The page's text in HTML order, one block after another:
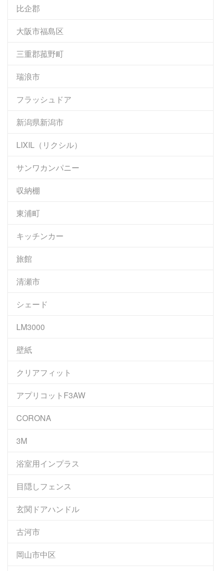
比企郡
大阪市福島区
三重郡菰野町
瑞浪市
フラッシュドア
新潟県新潟市
LIXIL（リクシル）
サンワカンパニー
収納棚
東浦町
キッチンカー
旅館
清瀬市
シェード
LM3000
壁紙
クリアフィット
アプリコットF3AW
CORONA
3M
浴室用インプラス
目隠しフェンス
玄関ドアハンドル
古河市
岡山市中区